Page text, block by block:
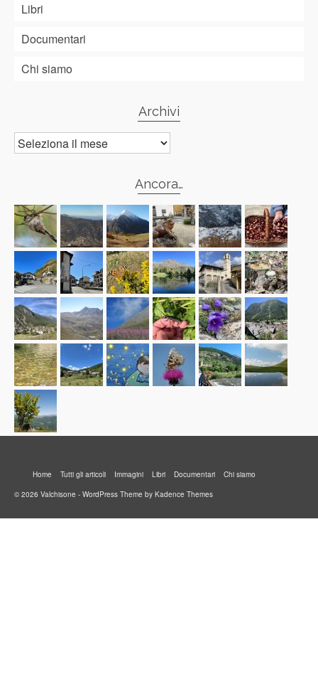
Libri
Documentari
Chi siamo
Archivi
Archivi
Ancora…
Home Tutti gli articoli Immagini Libri Documentari
Chi siamo
© 2026 Valchisone - WordPress Theme by Kadence Themes